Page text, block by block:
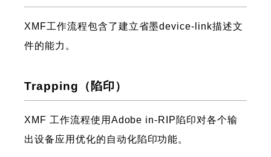
XMF工作流程包含了建立省墨device-link描述文
件的能力。
Trapping（陷印）
XMF 工作流程使用Adobe in-RIP陷印对各个输
出设备应用优化的自动化陷印功能。